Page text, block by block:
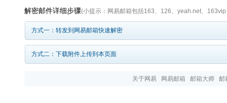
解密邮件详细步骤(小提示：网易邮箱包括163、126、yeah.net、
方式一：转发到网易邮箱快速解密
方式二：下载附件上传到本页面
关于网易 网易邮箱 邮箱大师 邮